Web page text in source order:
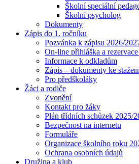
Školní speciální
Školní psycholog
Dokumenty
Zápis do 1. ročníku
Pozvánka k zápisu 2026/
On-line přihláška a rezervace
Informace k odkladům
Zápis – dokumenty ke
Pro předškoláky
Žáci a rodiče
Zvonění
Kontakt pro žáky
Plán třídních schůzek 2025/
Bezpečnost na internetu
Formuláře
Organizace školního roku
Ochrana osobních údajů
Družina a klub